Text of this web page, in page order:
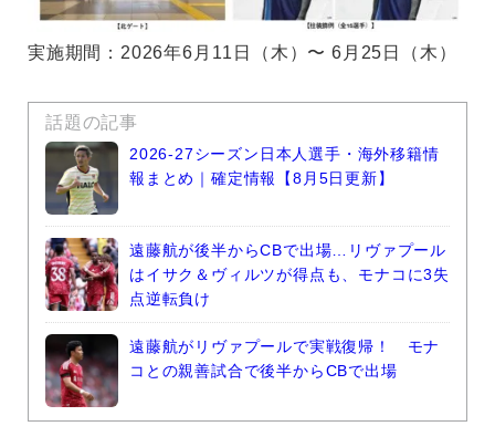
実施期間：2026年6月11日（木）〜 6月25日（木）
話題の記事
2026-27シーズン日本人選手・海外移籍情
報まとめ｜確定情報【8月5日更新】
遠藤航が後半からCBで出場…リヴァプール
はイサク＆ヴィルツが得点も、モナコに3失
点逆転負け
遠藤航がリヴァプールで実戦復帰！ モナ
コとの親善試合で後半からCBで出場